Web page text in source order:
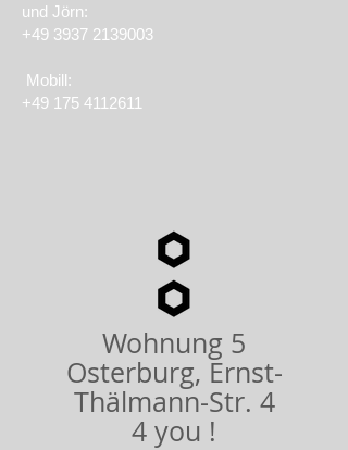
und Jörn:
+49 3937 2139003
Mobill:
+49 175 4112611
Wohnung 5
Osterburg, Ernst-
Thälmann-Str. 4
4 you !